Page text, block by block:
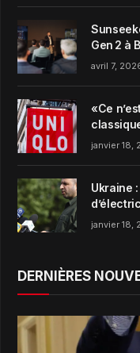
Gen 2 à
avril 7,
«Ce
janvier 18,
Ukraine
janvier 18,
DERNIÈRES